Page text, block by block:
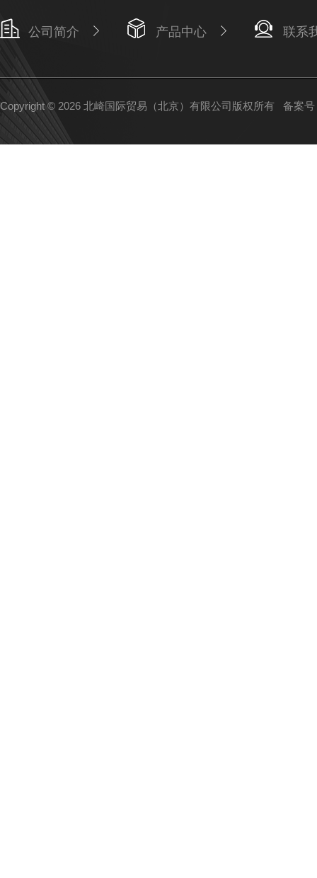
公司简介 产品中心 联系
Copyright © 2026 北崎国际贸易（北京）有限公司版权所有 备案号